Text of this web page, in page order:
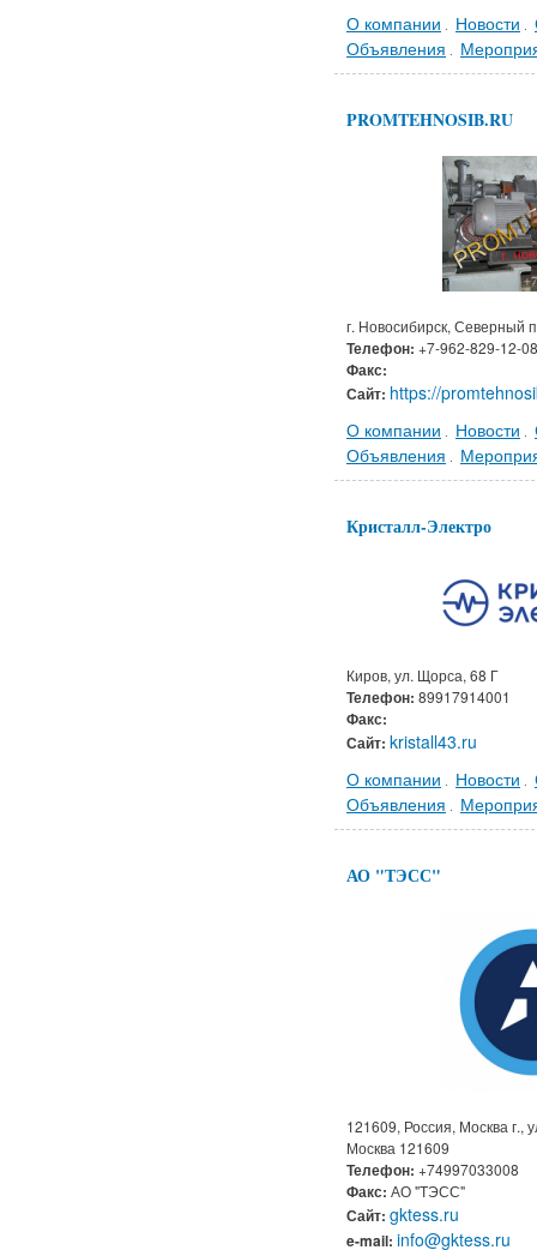
О компании . Новости .
Объявления .
PROMTEHNOSIB.RU
г. Новосибирск, Северный
Телефон: +7-962-829-12-08
Факс:
Сайт: https://
О компании . Новости .
Объявления .
Кристалл-Электро
Киров, ул. Щорса, 68 Г
Телефон: 89917914001
Факс:
Сайт: kristall43.ru
О компании . Новости .
Объявления .
АО "ТЭСС"
121609, Россия, Москва г.,
Москва 121609
Телефон: +74997033008
Факс: АО "ТЭСС"
Сайт: gktess.ru
e-mail: info@gktess.ru